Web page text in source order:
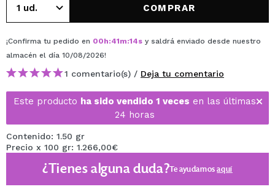
COMPRAR
¡Confirma tu pedido en 00h:41m:14s y saldrá enviado desde nuestro
almacén el día 10/08/2026!
1 comentario(s) / Deja tu comentario
Este producto ha sido vendido 1 veces en las últimas
24 horas
Contenido: 1.50 gr
Precio x 100 gr: 1.266,00€
¿Tienes alguna duda?Te ayudamosaquí